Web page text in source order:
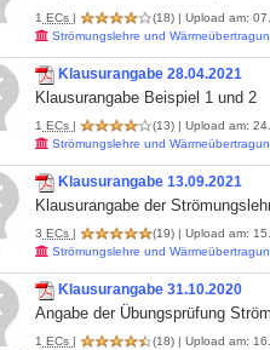
1 ECs | (18) | Upload am:
Strömungslehre und
Klausurangabe 28.04.2021
Klausurangabe Beispiel 1 und 2
1 ECs | (13) | Upload am:
Strömungslehre und
Klausurangabe 13.09.2021
Klausurangabe der
3 ECs | (19) | Upload am:
Strömungslehre und
Klausurangabe 31.10.2020
Angabe der Übungsprüfung
1 ECs | (18) | Upload am: